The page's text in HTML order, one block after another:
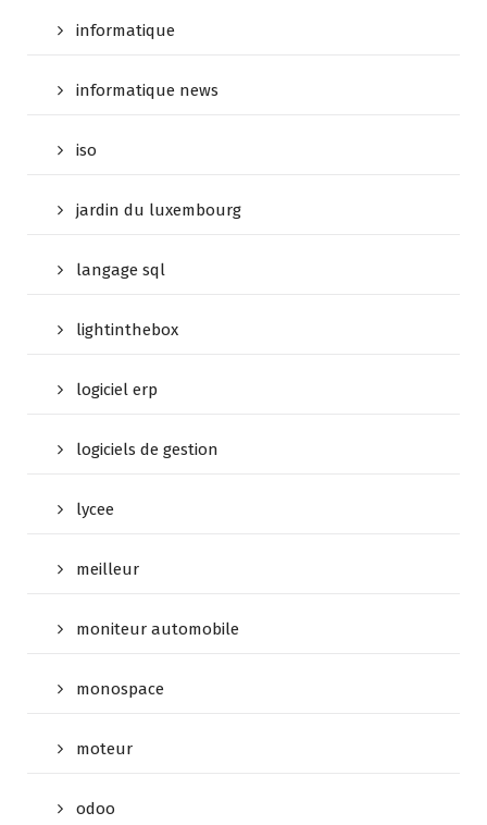
informatique
informatique news
iso
jardin du luxembourg
langage sql
lightinthebox
logiciel erp
logiciels de gestion
lycee
meilleur
moniteur automobile
monospace
moteur
odoo